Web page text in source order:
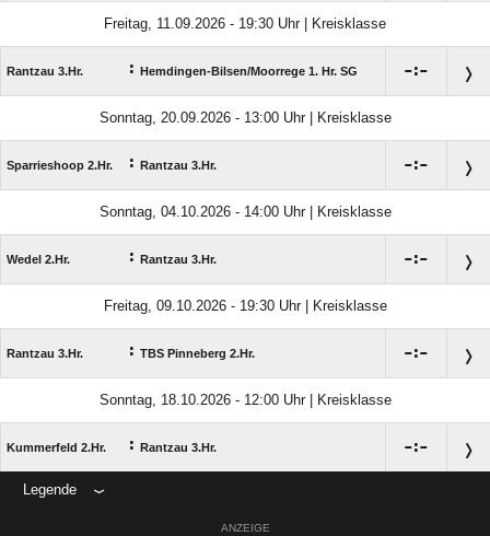
Freitag, 11.09.2026 - 19:30 Uhr | Kreisklasse
Rantzau 3.Hr. : Hemdingen-Bilsen/​Moorrege 1. Hr. SG :
Sonntag, 20.09.2026 - 13:00 Uhr | Kreisklasse
Sparrieshoop 2.Hr. : Rantzau 3.Hr. :
Sonntag, 04.10.2026 - 14:00 Uhr | Kreisklasse
Wedel 2.Hr. : Rantzau 3.Hr. :
Freitag, 09.10.2026 - 19:30 Uhr | Kreisklasse
Rantzau 3.Hr. : TBS Pinneberg 2.Hr. :
Sonntag, 18.10.2026 - 12:00 Uhr | Kreisklasse
Kummerfeld 2.Hr. : Rantzau 3.Hr. :
Legende
ANZEIGE